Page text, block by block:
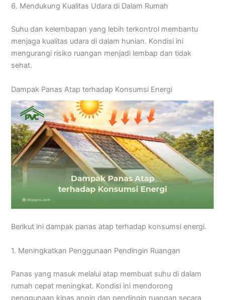
6. Mendukung Kualitas Udara di Dalam Rumah
Suhu dan kelembapan yang lebih terkontrol membantu
menjaga kualitas udara di dalam hunian. Kondisi ini
mengurangi risiko ruangan menjadi lembap dan tidak
sehat.
Dampak Panas Atap terhadap Konsumsi Energi
Berikut ini dampak panas atap terhadap konsumsi energi.
1. Meningkatkan Penggunaan Pendingin Ruangan
Panas yang masuk melalui atap membuat suhu di dalam
rumah cepat meningkat. Kondisi ini mendorong
penggunaan kipas angin dan pendingin ruangan secara